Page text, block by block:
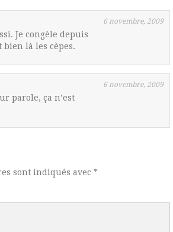
6 novembre, 2009
Je congèle depuis
bien là les cèpes.
6 novembre, 2009
parole, ça n’est
sont indiqués avec *